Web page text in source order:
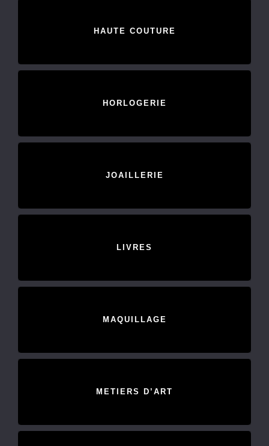
HAUTE COUTURE
HORLOGERIE
JOAILLERIE
LIVRES
MAQUILLAGE
METIERS D’ART